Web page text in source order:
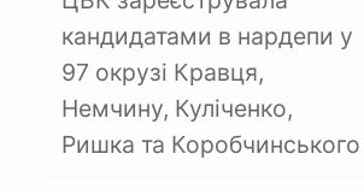
кандидатами в нардепи у
97 окрузі Кравця,
Немчину, Куліченко,
Ришка та Коробчинського